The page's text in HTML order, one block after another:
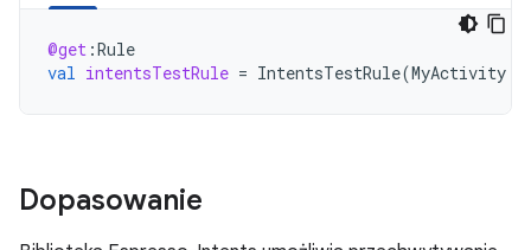
@get :Rule
val intentsTestRule = IntentsTestRule(MyActivity
Dopasowanie